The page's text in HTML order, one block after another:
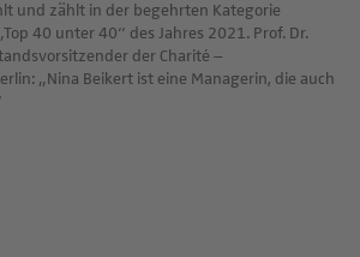
und zählt in der begehrten Kategorie
40 unter 40“ des Jahres 2021. Prof. Dr.
der Charité –
„Nina Beikert ist eine Managerin, die auch